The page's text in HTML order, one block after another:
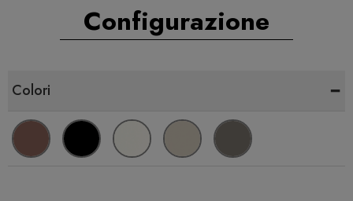
Configurazione
Colori -